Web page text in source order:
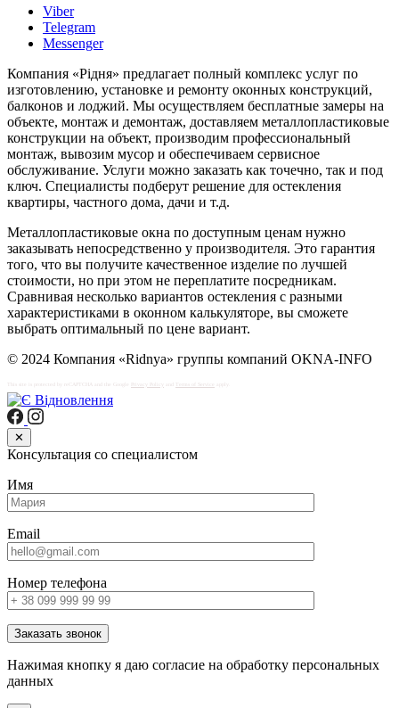
Viber
Telegram
Messenger
Компания «Рідня» предлагает полный комплекс услуг по
изготовлению, установке и ремонту оконных конструкций,
балконов и лоджий. Мы осуществляем бесплатные замеры на
объекте, монтаж и демонтаж, доставляем металлопластиковые
конструкции на объект, производим профессиональный
монтаж, вывозим мусор и обеспечиваем сервисное
обслуживание. Услуги можно заказать как точечно, так и под
ключ. Специалисты подберут решение для остекления
квартиры, частного дома, дачи и т.д.
Металлопластиковые окна по доступным ценам нужно
заказывать непосредственно у производителя. Это гарантия
того, что вы получите качественное изделие по лучшей
стоимости, но при этом не переплатите посредникам.
Сравнивая несколько вариантов остекления с разными
характеристиками в оконном калькуляторе, вы сможете
выбрать оптимальный по цене вариант.
© 2024 Компания «Ridnya» группы компаний OKNA-INFO
✕
Консультация со специалистом
Имя
Email
Номер телефона
Заказать звонок
Нажимая кнопку я даю согласие на обработку персональных
данных